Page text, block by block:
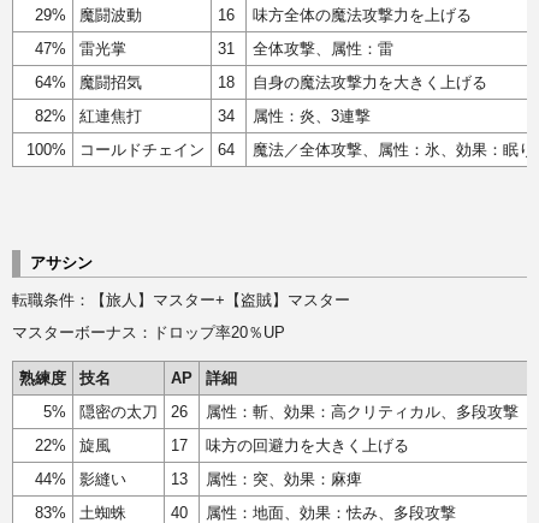
29%
魔闘波動 16
味方全体の魔法攻撃力を上げる
47%
雷光掌 31
全体攻撃、属性：雷
64%
魔闘招気 18
自身の魔法攻撃力を大きく上げる
82%
紅連焦打 34
属性：炎、3連撃
100%
コールドチェイン 64 魔法／全体攻撃、属性：氷、効果：眠り
アサシン
転職条件：【旅人】マスター+【盗賊】マスター
マスターボーナス：ドロップ率20％UP
熟練度 技名 AP
詳細
5%
隠密の太刀 26
属性：斬、効果：高クリティカル、多段攻撃
22%
旋風 17
味方の回避力を大きく上げる
44%
影縫い 13
属性：突、効果：麻痺
83%
土蜘蛛 40
属性：地面、効果：怯み、多段攻撃